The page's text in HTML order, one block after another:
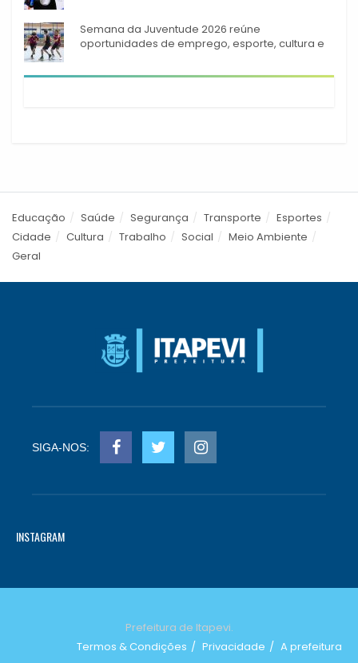
Semana da Juventude 2026 reúne
oportunidades de emprego, esporte, cultura e
Educação Saúde Segurança Transporte
Esportes
Cidade
Cultura Trabalho Social
Meio Ambiente
Geral
SIGA-NOS:
INSTAGRAM
Prefeitura de Itapevi.
Termos & Condições
Privacidade A prefeitura